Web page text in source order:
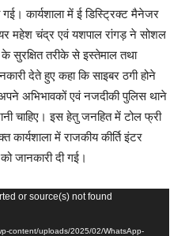
कार्यशाला में ई डिस्ट्रिक्ट मैनेजर
महेश चंद्र एवं यशपाल रांगड़ ने सोशल
सुरक्षित तरीके से इस्तेमाल तथा
देते हुए कहा कि साइबर ठगी होने
अभिभावकों एवं नजदीकी पुलिस थाने
चाहिए। इस हेतु जनहित में टोल फ्री
में राजकीय कीर्ति इंटर
जानकारी दी गई।
or source(s) not found
content/uploads/2025/02/WhatsApp-